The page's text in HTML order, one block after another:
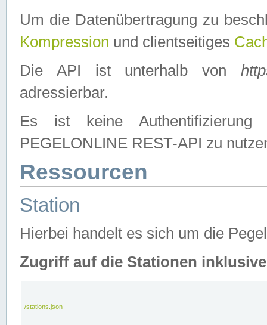
Um die Datenübertragung zu
Kompression und clientseitiges
Die API ist unterhalb von
adressierbar.
Es ist keine
PEGELONLINE REST-API zu
Ressourcen
Station
Hierbei handelt es sich um die
Zugriff auf die Stationen
/stations.json